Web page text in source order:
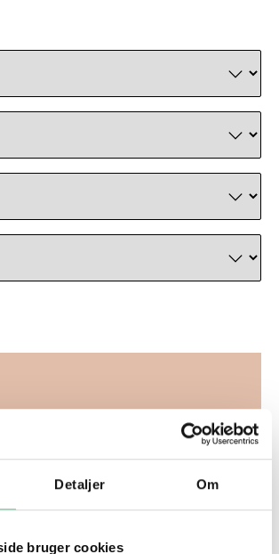
Detaljer Om
bruger cookies
OG UDBUD | AARHUS